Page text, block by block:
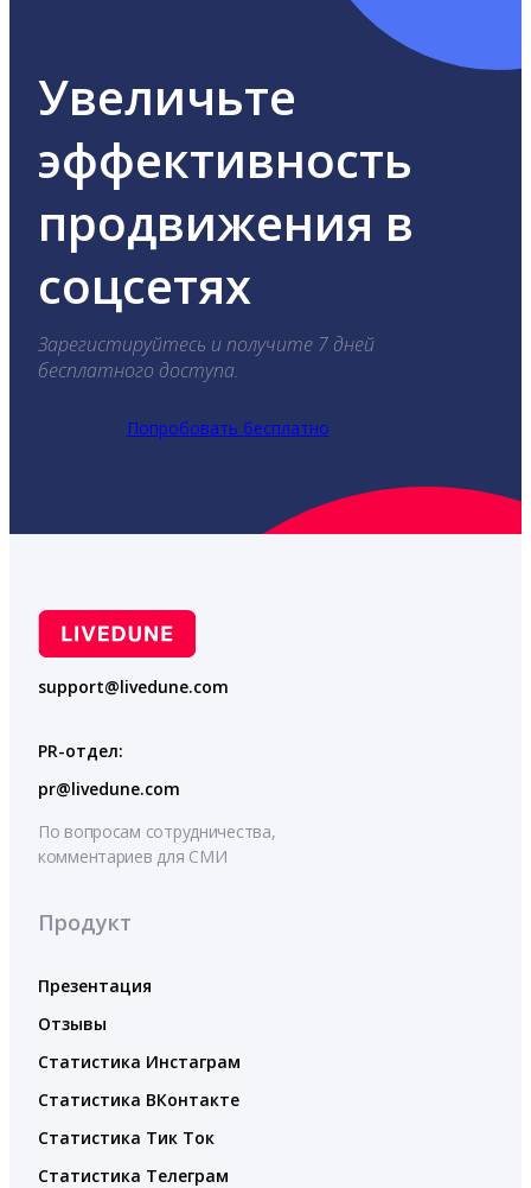
Увеличьте
эффективность
продвижения в
соцсетях
Зарегистируйтесь и получите 7 дней
бесплатного доступа.
Попробовать бесплатно
support@livedune.com
PR-отдел:
pr@livedune.com
По вопросам сотрудничества,
комментариев для СМИ
Продукт
Презентация
Отзывы
Статистика Инстаграм
Статистика ВКонтакте
Статистика Тик Ток
Статистика Телеграм